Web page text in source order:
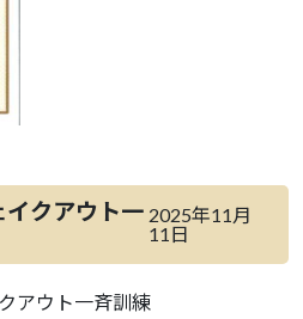
イクアウト一 2025年11月
11日
アウト一斉訓練